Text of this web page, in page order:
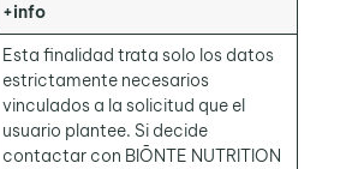
+info
Esta finalidad trata solo los datos
estrictamente necesarios
vinculados a la solicitud que el
usuario plantee. Si decide
contactar con BIŌNTE NUTRITION